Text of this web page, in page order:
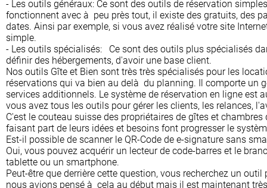
- Les outils généraux: Ce sont des outils de réservation
fonctionnent avec à peu près tout, il existe des gratuits, des
dates. Ainsi par exemple, si vous avez réalisé votre site
simple.
- Les outils spécialisés: Ce sont des outils plus spécialisés
définir des hébergements, d'avoir une base client.
Nos outils Gîte et Bien sont très très spécialisés pour les
réservations qui va bien au delà du planning. Il comporte un
services additionnels. Le système de réservation en ligne est
vous avez tous les outils pour gérer les clients, les relances,
C'est le couteau suisse des propriétaires de gîtes et
faisant part de leurs idées et besoins font progresser le
Est-il possible de scanner le QR-Code de e-signature sans
Oui, vous pouvez acquérir un lecteur de code-barres et le
tablette ou un smartphone.
Peut-être que derrière cette question, vous recherchez un
nous avions pensé à cela au début mais il est maintenant